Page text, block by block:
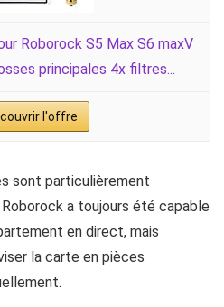
Roborock S5 Max S6 maxV
principales 4x filtres...
l'offre
sont particulièrement
a toujours été capable
en direct, mais
la carte en pièces